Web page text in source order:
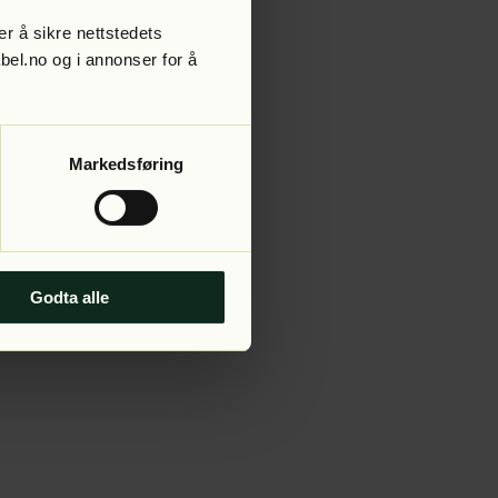
å sikre nettstedets
og i annonser for å
Markedsføring
Godta alle